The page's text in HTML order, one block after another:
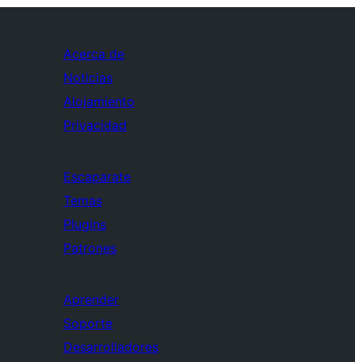
Acerca de
Noticias
Alojamiento
Privacidad
Escaparate
Temas
Plugins
Patrones
Aprender
Soporte
Desarrolladores